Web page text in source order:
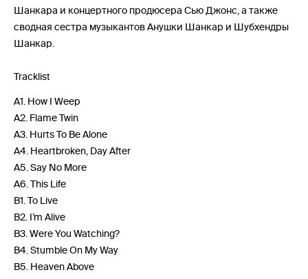
Шанкара и концертного продюсера Сью Джонс, а также
сводная сестра музыкантов Анушки Шанкар и Шубхендры
Шанкар.
Tracklist
A1. How I Weep
A2. Flame Twin
A3. Hurts To Be Alone
A4. Heartbroken, Day After
A5. Say No More
A6. This Life
B1. To Live
B2. I’m Alive
B3. Were You Watching?
B4. Stumble On My Way
B5. Heaven Above